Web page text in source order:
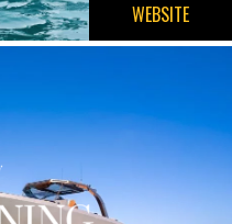
WEBSITE